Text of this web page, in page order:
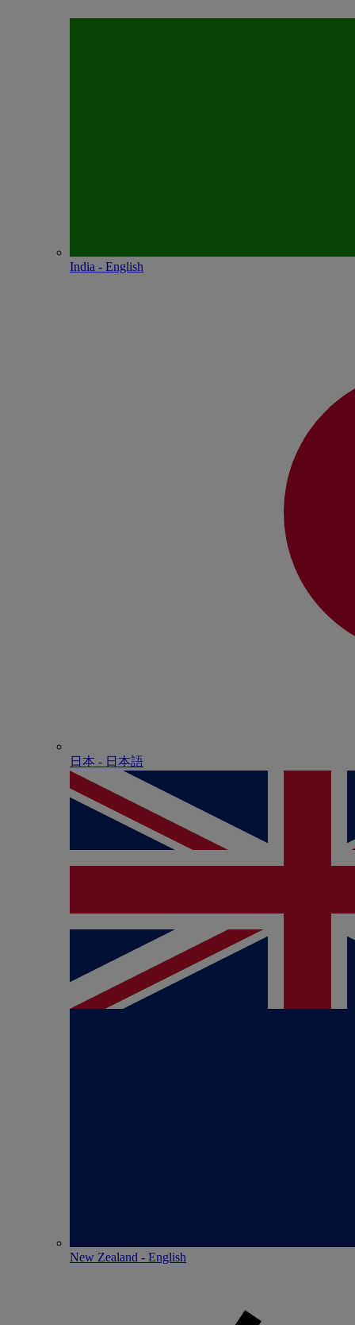
India - English
日本 - ⽇本語
New Zealand - English